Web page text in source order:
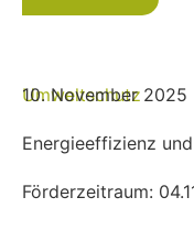
Umweltschutz
10. November 2025
Energieeffizienz
Förderzeitraum: